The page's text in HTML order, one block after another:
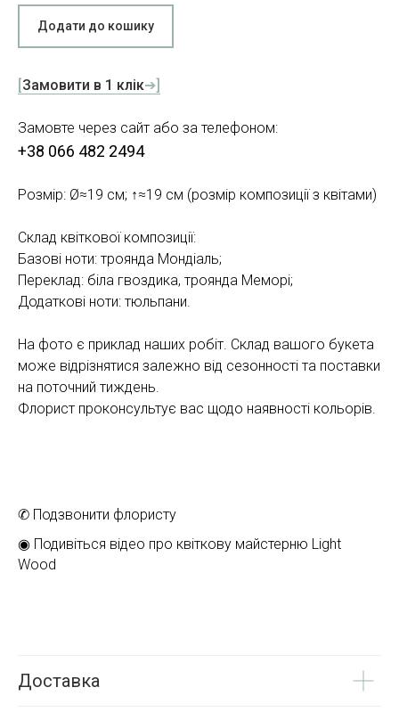
Додати до кошику
Замовити в 1 клік➔]
Замовте через сайт або за телефоном:
+38 066 482 2494
Розмір: Ø≈19 см; ↑≈19 см (розмір композиції з квітами)
Склад квіткової композиції:
Базові ноти: троянда Мондіаль;
Переклад: біла гвоздика, троянда Меморі;
Додаткові ноти: тюльпани.
На фото є приклад наших робіт. Склад вашого букета
може відрізнятися залежно від сезонності та поставки
на поточний тиждень.
Флорист проконсультує вас щодо наявності кольорів.
✆ Подзвонити флористу
◉ Подивіться відео про квіткову майстерню Light
Wood
Доставка